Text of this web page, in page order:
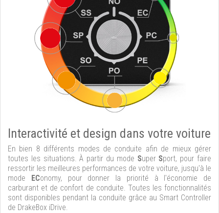
Interactivité et design dans votre voiture
En bien 8 différents modes de conduite afin de mieux gérer
toutes les situations. À partir du mode Super Sport, pour faire
ressortir les meilleures performances de votre voiture, jusqu'à le
mode EConomy, pour donner la priorité à l'économie de
carburant et de confort de conduite. Toutes les fonctionnalités
sont disponibles pendant la conduite grâce au Smart Controller
de DrakeBox iDrive.